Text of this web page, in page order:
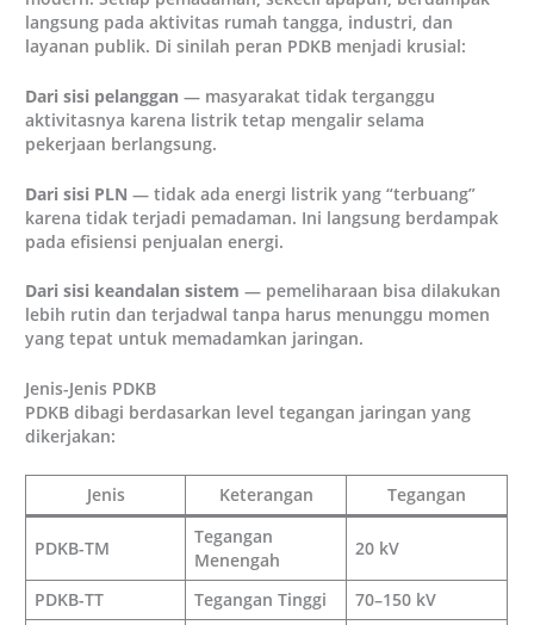
langsung pada aktivitas rumah tangga, industri, dan
layanan publik. Di sinilah peran PDKB menjadi krusial:
Dari sisi pelanggan — masyarakat tidak terganggu
aktivitasnya karena listrik tetap mengalir selama
pekerjaan berlangsung.
Dari sisi PLN — tidak ada energi listrik yang “terbuang”
karena tidak terjadi pemadaman. Ini langsung berdampak
pada efisiensi penjualan energi.
Dari sisi keandalan sistem — pemeliharaan bisa dilakukan
lebih rutin dan terjadwal tanpa harus menunggu momen
yang tepat untuk memadamkan jaringan.
Jenis-Jenis PDKB
PDKB dibagi berdasarkan level tegangan jaringan yang
dikerjakan:
Jenis Keterangan Tegangan
PDKB-TM
Tegangan
Menengah
20 kV
PDKB-TT Tegangan Tinggi 70–150 kV